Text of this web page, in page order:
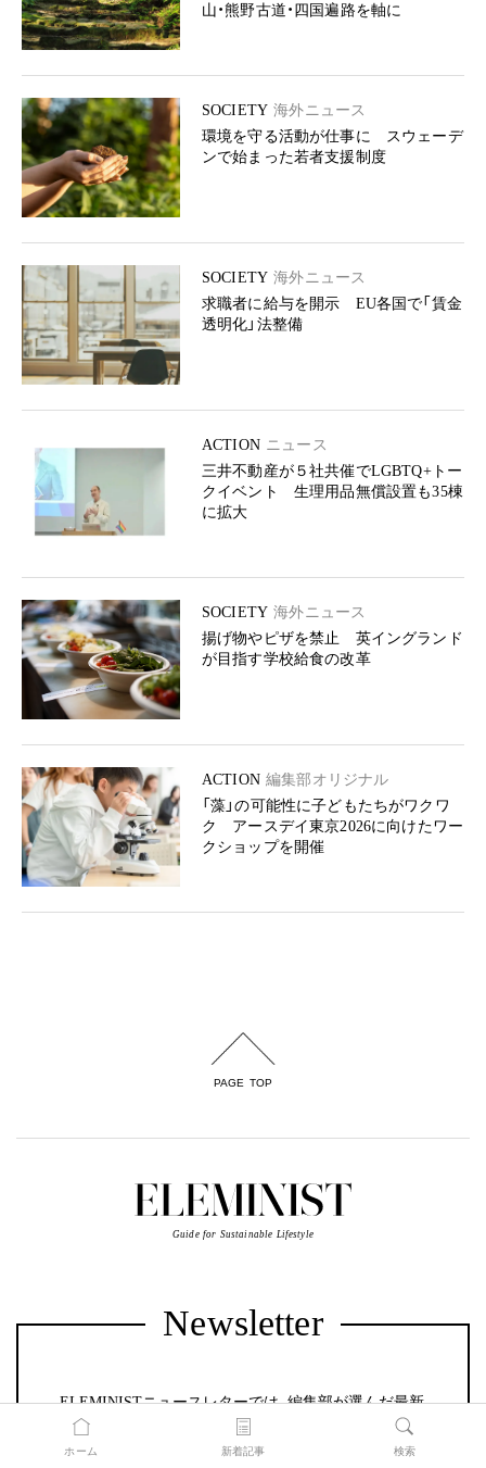
山・熊野古道・四国遍路を軸に
SOCIETY 海外ニュース
環境を守る活動が仕事に スウェーデ
ンで始まった若者支援制度
SOCIETY 海外ニュース
求職者に給与を開示 EU各国で「賃金
透明化」法整備
ACTION ニュース
三井不動産が５社共催でLGBTQ+トー
クイベント 生理用品無償設置も35棟
に拡大
SOCIETY 海外ニュース
揚げ物やピザを禁止 英イングランド
が目指す学校給食の改革
ACTION 編集部オリジナル
「藻」の可能性に子どもたちがワクワ
ク アースデイ東京2026に向けたワー
クショップを開催
PAGE TOP
Guide for Sustainable Lifestyle
Newsletter
ELEMINISTニュースレターでは、編集部が選んだ最新
情報を定期的に配信しています。
ホーム 新着記事 検索